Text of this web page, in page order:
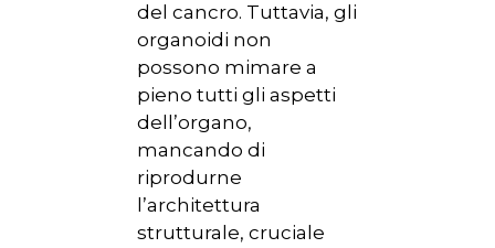
del cancro. Tuttavia, gli
organoidi non
possono mimare a
pieno tutti gli aspetti
dell’organo,
mancando di
riprodurne
l’architettura
strutturale, cruciale